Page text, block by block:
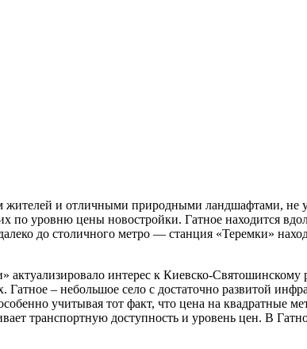
и отличными природными ландшафтами, не
по уровню цены новостройки. Гатное находится
до столичного метро — станция «Теремки»
интерес к Киевско-
Гатное – небольшое село с достаточно развитой
учитывая тот факт, что цена на квадратные
транспортную доступность и уровень цен. В